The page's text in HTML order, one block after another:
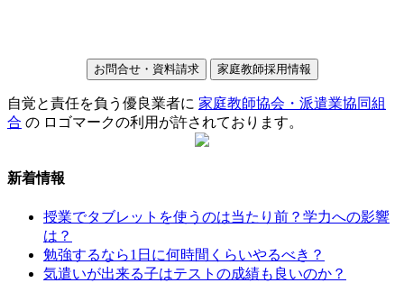
お問合せ・資料請求 家庭教師採用情報
自覚と責任を負う優良業者に 家庭教師協会・派遣業協同組
合 の ロゴマークの利用が許されております。
新着情報
授業でタブレットを使うのは当たり前？学力への影響
は？
勉強するなら1日に何時間くらいやるべき？
気遣いが出来る子はテストの成績も良いのか？